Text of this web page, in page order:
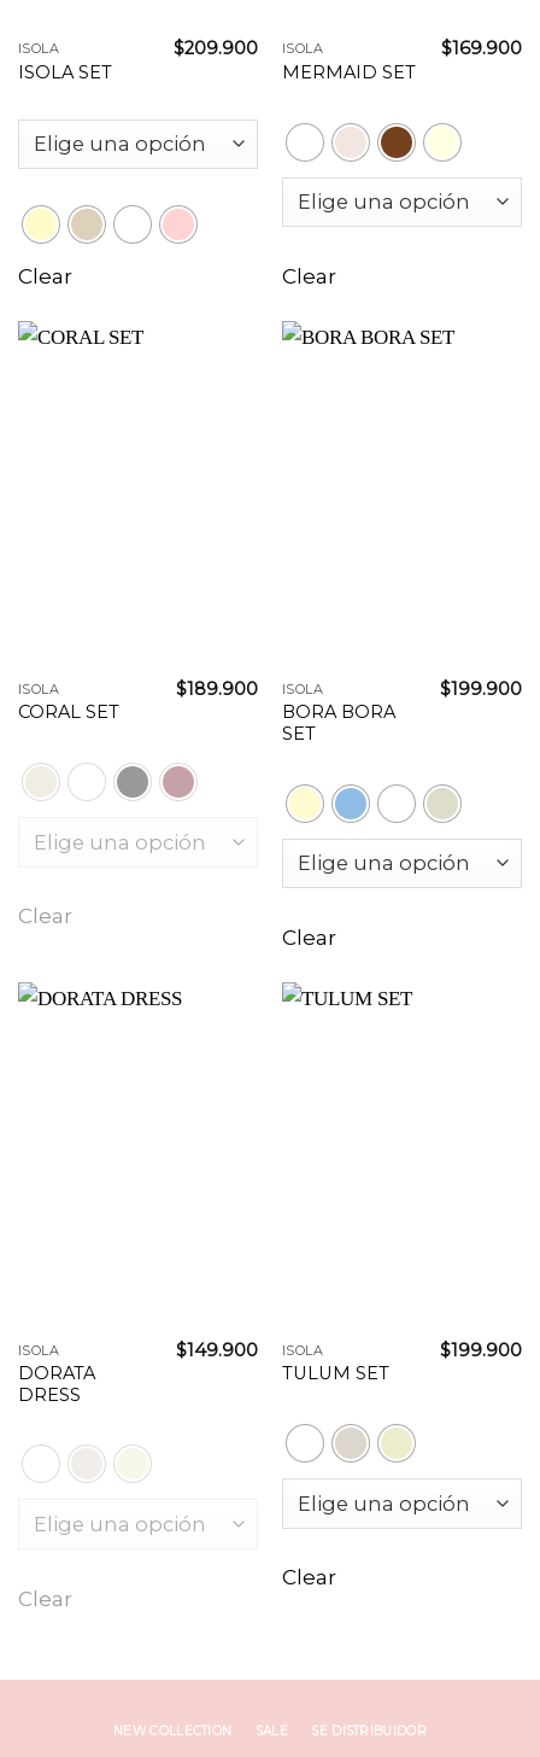
ISOLA
ISOLA SET
$209.900
Clear
ISOLA
MERMAID SET
$169.900
Clear
ISOLA
CORAL SET
$189.900
Clear
ISOLA
BORA BORA
SET
$199.900
Clear
ISOLA
DORATA
DRESS
$149.900
Clear
ISOLA
TULUM SET
$199.900
Clear
NEW COLLECTION SALE SE DISTRIBUIDOR